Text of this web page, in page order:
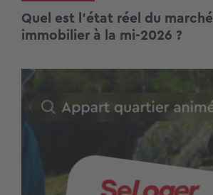
Quel est l’état réel du marché
immobilier à la mi-2026 ?